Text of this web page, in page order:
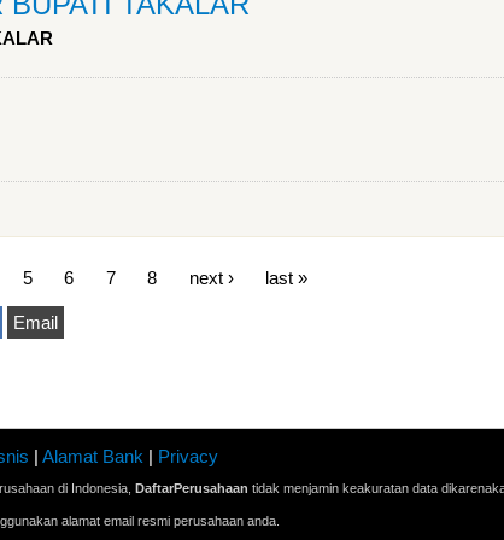
5 6 7 8 next › last »
Email
| Alamat Bank | Privacy
di Indonesia, DaftarPerusahaan tidak menjamin keakuratan data
alamat email resmi perusahaan anda.